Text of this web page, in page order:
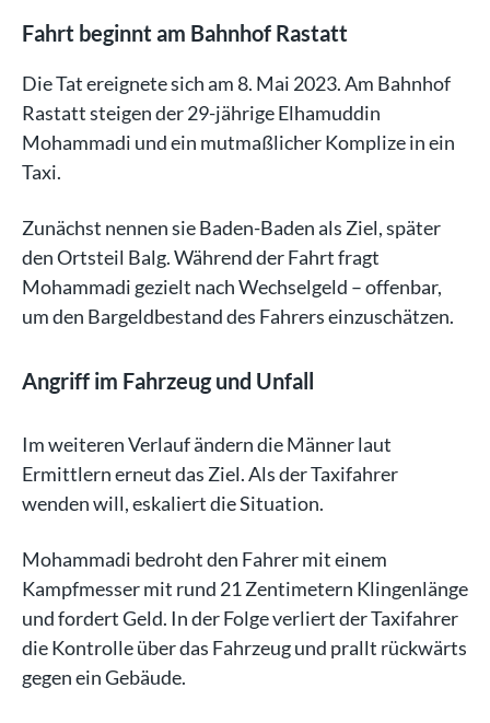
Fahrt beginnt am Bahnhof Rastatt
Die Tat ereignete sich am 8. Mai 2023. Am Bahnhof
Rastatt steigen der 29-jährige Elhamuddin
Mohammadi und ein mutmaßlicher Komplize in ein
Taxi.
Zunächst nennen sie Baden-Baden als Ziel, später
den Ortsteil Balg. Während der Fahrt fragt
Mohammadi gezielt nach Wechselgeld – offenbar,
um den Bargeldbestand des Fahrers einzuschätzen.
Angriff im Fahrzeug und Unfall
Im weiteren Verlauf ändern die Männer laut
Ermittlern erneut das Ziel. Als der Taxifahrer
wenden will, eskaliert die Situation.
Mohammadi bedroht den Fahrer mit einem
Kampfmesser mit rund 21 Zentimetern Klingenlänge
und fordert Geld. In der Folge verliert der Taxifahrer
die Kontrolle über das Fahrzeug und prallt rückwärts
gegen ein Gebäude.